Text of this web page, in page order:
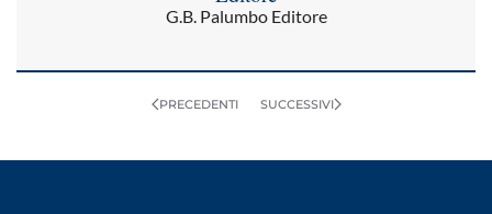
G.B. Palumbo Editore
PRECEDENTI SUCCESSIVI